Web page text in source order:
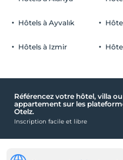
Parking
Libérer
Activités
De bébé
Les bébés de moins de 2
Hôtels à Ayvalık
Hôtels à Izmir
Référencez votre hôtel, villa ou
appartement sur les
Otelz.
Inscription facile et libre